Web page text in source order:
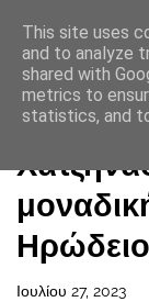
Αρχική σελίδα
Ιουλίου 27, 2023
This site uses
and to analyze
shared with
metrics to
statistics, and